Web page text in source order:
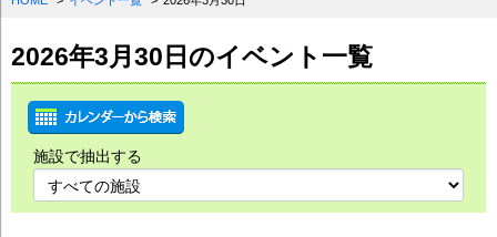
2026年3月30日のイベント一覧
施設で抽出する